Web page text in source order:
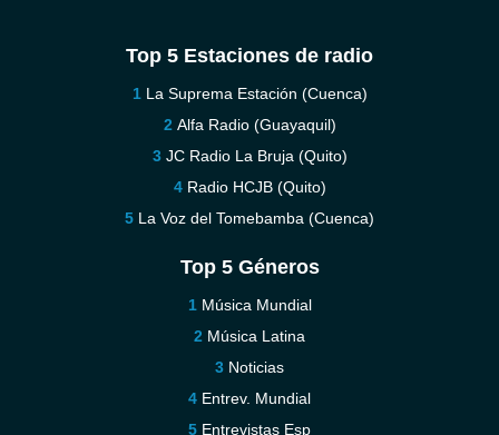
Top 5 Estaciones de radio
La Suprema Estación (Cuenca)
Alfa Radio (Guayaquil)
JC Radio La Bruja (Quito)
Radio HCJB (Quito)
La Voz del Tomebamba (Cuenca)
Top 5 Géneros
Música Mundial
Música Latina
Noticias
Entrev. Mundial
Entrevistas Esp